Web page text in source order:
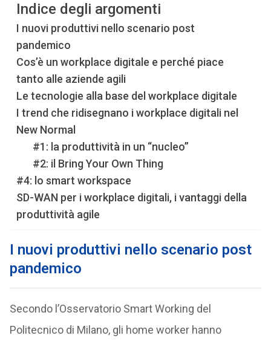
Indice degli argomenti
I nuovi produttivi nello scenario post
pandemico
Cos’è un workplace digitale e perché piace
tanto alle aziende agili
Le tecnologie alla base del workplace digitale
I trend che ridisegnano i workplace digitali nel
New Normal
#1: la produttività in un “nucleo”
#2: il Bring Your Own Thing
#4: lo smart workspace
SD-WAN per i workplace digitali, i vantaggi della
produttività agile
I nuovi produttivi nello scenario post
pandemico
Secondo l’Osservatorio Smart Working del
Politecnico di Milano, gli home worker hanno